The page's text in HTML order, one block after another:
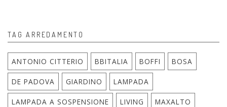
TAG ARREDAMENTO
ANTONIO CITTERIO BBITALIA BOFFI BOSA
DE PADOVA GIARDINO LAMPADA
LAMPADA A SOSPENSIONE LIVING MAXALTO